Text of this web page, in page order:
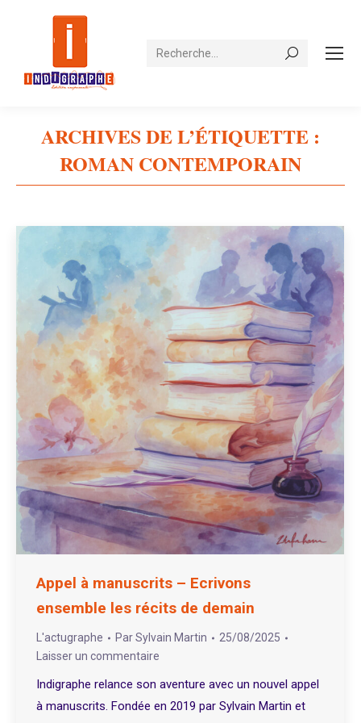
Recherche
ARCHIVES DE L’ÉTIQUETTE :
ROMAN CONTEMPORAIN
Vous êtes ici :
Appel à manuscrits – Ecrivons
ensemble les récits de demain
L'actugraphe ParSylvain Martin
25/08/2025
Laisser un commentaire
Indigraphe relance son aventure avec un nouvel appel
à manuscrits. Fondée en 2019 par Sylvain Martin et